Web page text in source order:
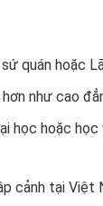
hoặc
như cao
hoặc học
cảnh tại Việt